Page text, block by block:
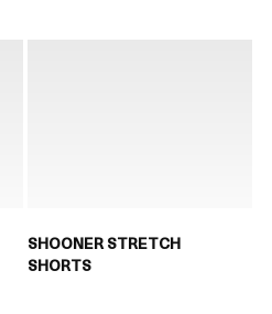
SHOONER STRETCH
SHORTS